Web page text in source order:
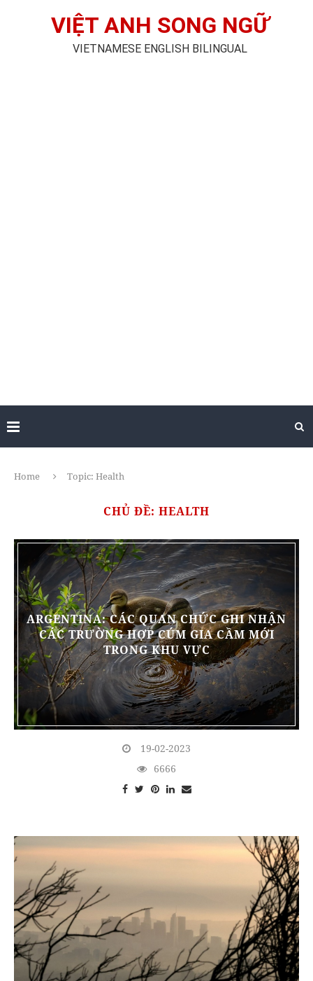
VIỆT ANH SONG NGỮ
VIETNAMESE ENGLISH BILINGUAL
Home Topic: Health
CHỦ ĐỀ: HEALTH
ARGENTINA: CÁC QUAN CHỨC GHI NHẬN
CÁC TRƯỜNG HỢP CÚM GIA CẦM MỚI
TRONG KHU VỰC
19-02-2023
6666